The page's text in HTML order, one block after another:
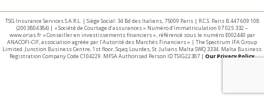
TSG Insurance Services S.A.R.L. | Siège Social: 34 Bd des Italiens, 75009 Paris | R.C.S. Paris B 447 609 108
(2003B04384) | « Société de Courtage d’assurances » Numéro d’immatriculation 07 025 332 –
www.orias.fr « Conseiller en investissements financiers », référencé sous le numéro E002440 par
ANACOFI-CIF, association agréée par l’Autorité des Marchés Financiers » | The Spectrum IFA Group
Limited. Junction Business Centre, 1st floor, Sqaq Lourdes, St. Julians Malta SWQ 3334. Malta Business
Registration Company Code C104229. MFSA Authorised Person ID TSIG22387 | Our Privacy Policy